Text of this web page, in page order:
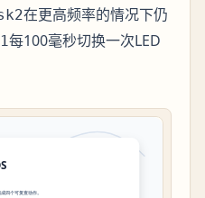
在更高频率的情况下仍
每100毫秒切换一次LED